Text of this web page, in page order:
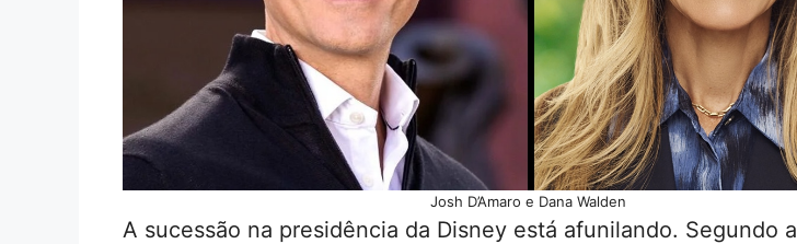
Josh D’Amaro e Dana Walden
A sucessão na presidência da Disney está afunilando. Segundo a